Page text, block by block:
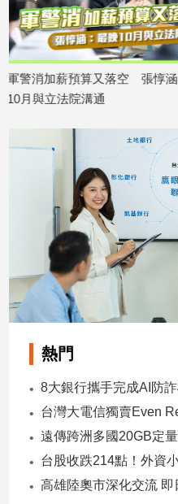
食
星
座/
命
理
健
術
／
／
電
薦
科
技/
戲
涵：最晚
蔣萬安回應遮簽
還是油飯，我都
熱門